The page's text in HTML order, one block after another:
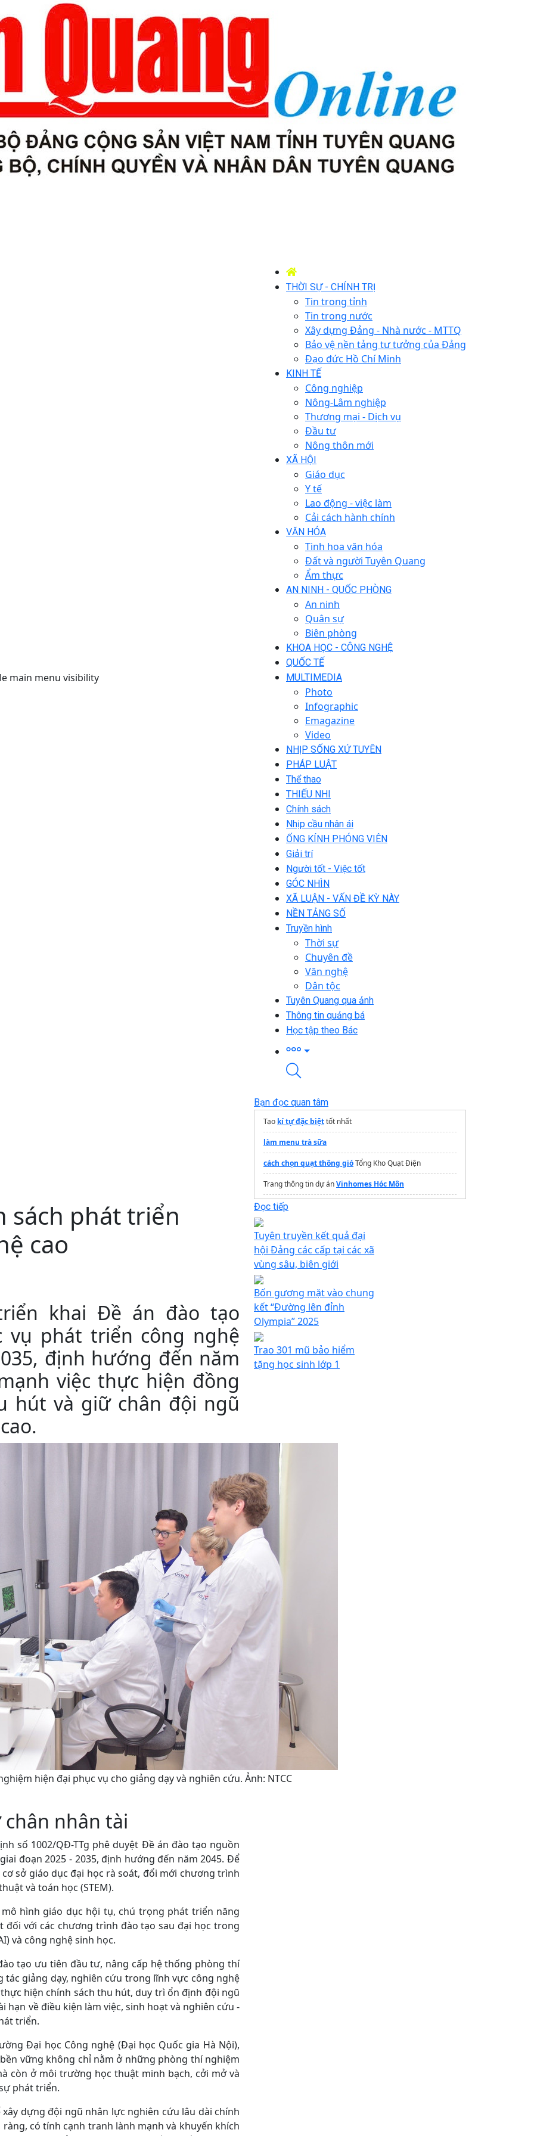
main menu visibility
THỜI SỰ - CHÍNH TRỊ
Tin trong tỉnh
Tin trong nước
Xây dựng Đảng - Nhà nước - MTTQ
Bảo vệ nền tảng tư tưởng của Đảng
Đạo đức Hồ Chí Minh
KINH TẾ
Công nghiệp
Nông-Lâm nghiệp
Thương mại - Dịch vụ
Đầu tư
Nông thôn mới
XÃ HỘI
Giáo dục
Y tế
Lao động - việc làm
Cải cách hành chính
VĂN HÓA
Tinh hoa văn hóa
Đất và người Tuyên Quang
Ẩm thực
AN NINH - QUỐC PHÒNG
An ninh
Quân sự
Biên phòng
KHOA HỌC - CÔNG NGHỆ
QUỐC TẾ
MULTIMEDIA
Photo
Infographic
Emagazine
Video
NHỊP SỐNG XỨ TUYÊN
PHÁP LUẬT
Thể thao
THIẾU NHI
Chính sách
Nhịp cầu nhân ái
ỐNG KÍNH PHÓNG VIÊN
Giải trí
Người tốt - Việc tốt
GÓC NHÌN
XÃ LUẬN - VẤN ĐỀ KỲ NÀY
NỀN TẢNG SỐ
Truyền hình
Thời sự
Chuyên đề
Văn nghệ
Dân tộc
Tuyên Quang qua ảnh
Thông tin quảng bá
Học tập theo Bác
sách phát triển
cao
khai Đề án đào tạo
vụ phát triển công nghệ
định hướng đến năm
việc thực hiện đồng
hút và giữ chân đội ngũ
hiện đại phục vụ cho giảng dạy và nghiên cứu. Ảnh: NTCC
nhân tài
số 1002/QĐ-TTg phê duyệt Đề án đào tạo nguồn
đoạn 2025 - 2035, định hướng đến năm 2045. Để
sở giáo dục đại học rà soát, đổi mới chương trình
và toán học (STEM).
hình giáo dục hội tụ, chú trọng phát triển năng
đối với các chương trình đào tạo sau đại học trong
và công nghệ sinh học.
tạo ưu tiên đầu tư, nâng cấp hệ thống phòng thí
tác giảng dạy, nghiên cứu trong lĩnh vực công nghệ
hiện chính sách thu hút, duy trì ổn định đội ngũ
hạn về điều kiện làm việc, sinh hoạt và nghiên cứu -
triển.
Đại học Công nghệ (Đại học Quốc gia Hà Nội),
vững không chỉ nằm ở những phòng thí nghiệm
còn ở môi trường học thuật minh bạch, cởi mở và
phát triển.
dựng đội ngũ nhân lực nghiên cứu lâu dài chính
có tính cạnh tranh lành mạnh và khuyến khích
Bạn đọc quan tâm
Tạo kí tự đặc biệttốt nhất
làm menu trà sữa
cách chọn quạt thông gióTổng Kho Quạt Điện
Trang thông tin dự ánVinhomes Hóc Môn
Nơisửa laptop gần đây
Cho thuê máy photocopy màu
Đọc tiếp
Tuyên truyền kết quả đại
hội Đảng các cấp tại các xã
vùng sâu, biên giới
Bốn gương mặt vào chung
kết “Đường lên đỉnh
Olympia” 2025
Trao 301 mũ bảo hiểm
tặng học sinh lớp 1